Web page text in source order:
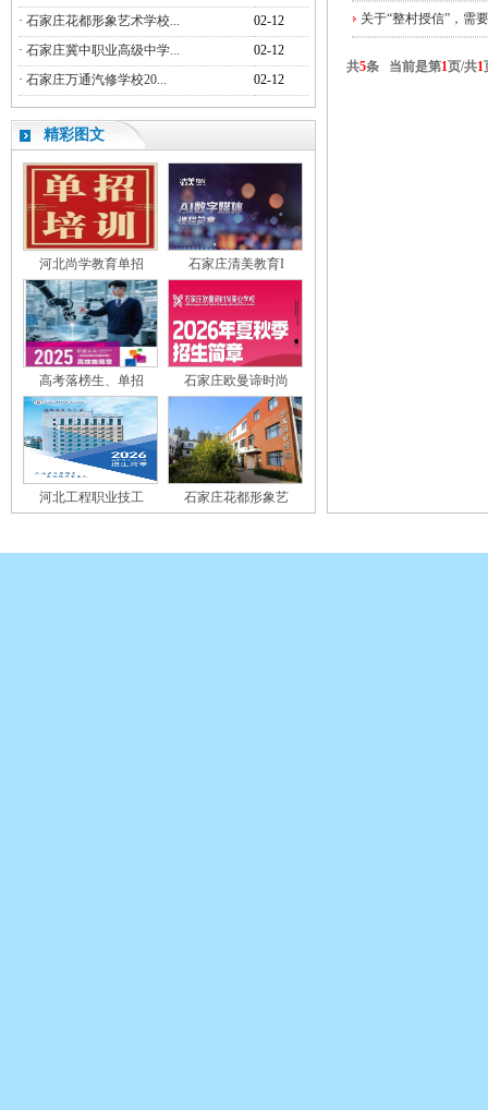
· 石家庄花都形象艺术学校...
02-12
· 石家庄冀中职业高级中学...
02-12
· 石家庄万通汽修学校20... 02-12
精彩图文
河北尚学教育单招 石家庄清美教育I
高考落榜生、单招 石家庄欧曼谛时尚
河北工程职业技工 石家庄花都形象艺
关于“整村授信”，需
共5条 当前是第1页/共1